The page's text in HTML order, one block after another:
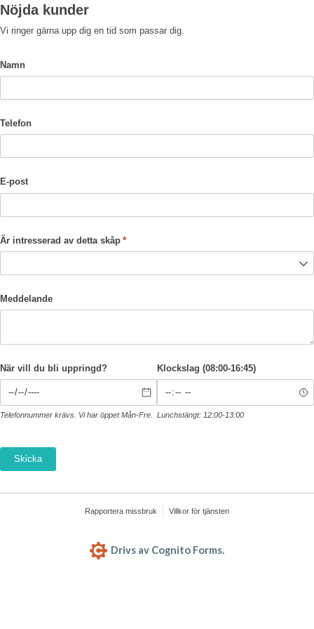
Nöjda kunder
Vi ringer gärna upp dig en tid som passar dig.
Namn
Telefon
E-post
Är intresserad av detta skåp *
(krävs)
Meddelande
När vill du bli uppringd?
Telefonnummer krävs. Vi har öppet Mån-Fre.
Klockslag (08:00-16:45)
Lunchstängt: 12:00-13:00
Skicka
Rapportera missbruk Villkor för tjänsten
Drivs av Cognito Forms.